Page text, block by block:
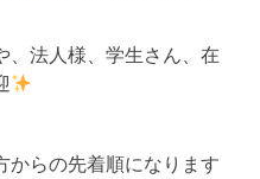
、法人様、学生さん、在
からの先着順になります